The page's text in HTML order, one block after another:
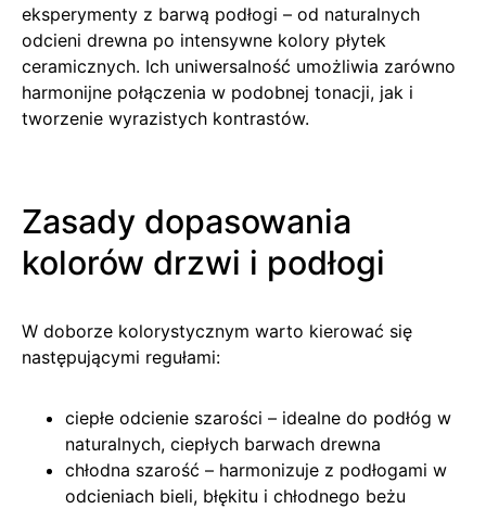
eksperymenty z barwą podłogi – od naturalnych
odcieni drewna po intensywne kolory płytek
ceramicznych. Ich uniwersalność umożliwia zarówno
harmonijne połączenia w podobnej tonacji, jak i
tworzenie wyrazistych kontrastów.
Zasady dopasowania
kolorów drzwi i podłogi
W doborze kolorystycznym warto kierować się
następującymi regułami:
ciepłe odcienie szarości – idealne do podłóg w
naturalnych, ciepłych barwach drewna
chłodna szarość – harmonizuje z podłogami w
odcieniach bieli, błękitu i chłodnego beżu